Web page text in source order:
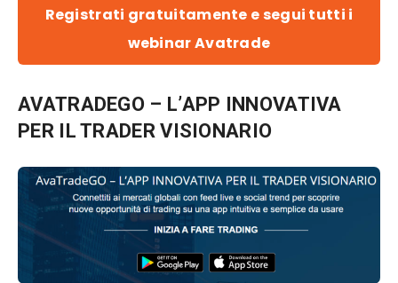
Registrati gratuitamente e segui tutti i
webinar Avatrade
AVATRADEGO – L’APP INNOVATIVA
PER IL TRADER VISIONARIO